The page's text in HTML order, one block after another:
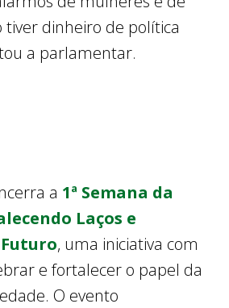
tiver dinheiro de política
a parlamentar.
a 1ª Semana da
Laços e
, uma iniciativa com
e fortalecer o papel da
O evento